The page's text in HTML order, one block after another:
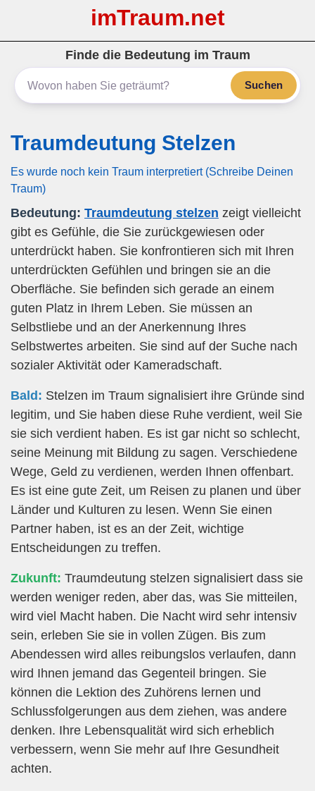
imTraum.net
Finde die Bedeutung im Traum
Suchen
Traumdeutung Stelzen
Es wurde noch kein Traum interpretiert (Schreibe Deinen
Traum)
Bedeutung: Traumdeutung stelzen zeigt vielleicht
gibt es Gefühle, die Sie zurückgewiesen oder
unterdrückt haben. Sie konfrontieren sich mit Ihren
unterdrückten Gefühlen und bringen sie an die
Oberfläche. Sie befinden sich gerade an einem
guten Platz in Ihrem Leben. Sie müssen an
Selbstliebe und an der Anerkennung Ihres
Selbstwertes arbeiten. Sie sind auf der Suche nach
sozialer Aktivität oder Kameradschaft.
Bald: Stelzen im Traum signalisiert ihre Gründe sind
legitim, und Sie haben diese Ruhe verdient, weil Sie
sie sich verdient haben. Es ist gar nicht so schlecht,
seine Meinung mit Bildung zu sagen. Verschiedene
Wege, Geld zu verdienen, werden Ihnen offenbart.
Es ist eine gute Zeit, um Reisen zu planen und über
Länder und Kulturen zu lesen. Wenn Sie einen
Partner haben, ist es an der Zeit, wichtige
Entscheidungen zu treffen.
Zukunft: Traumdeutung stelzen signalisiert dass sie
werden weniger reden, aber das, was Sie mitteilen,
wird viel Macht haben. Die Nacht wird sehr intensiv
sein, erleben Sie sie in vollen Zügen. Bis zum
Abendessen wird alles reibungslos verlaufen, dann
wird Ihnen jemand das Gegenteil bringen. Sie
können die Lektion des Zuhörens lernen und
Schlussfolgerungen aus dem ziehen, was andere
denken. Ihre Lebensqualität wird sich erheblich
verbessern, wenn Sie mehr auf Ihre Gesundheit
achten.